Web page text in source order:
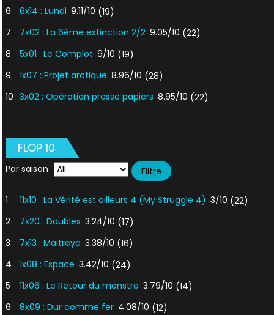
6
6x14 : Lundi 9.11/10 (19)
7
7x02 : La 6ème extinction 2/2 9.05/10 (22)
8
5x01 : Le Complot 9/10 (19)
9
1x07 : Projet arctique 8.96/10 (28)
10 3x02 : Opération presse papiers 8.95/10 (22)
FLOP 10
Par saison
1 11x10 : La Vérité est ailleurs 4 (My Struggle 4) 3/10 (22)
2
7x20 : Doubles 3.24/10 (17)
3
7x13 : Maitreya 3.38/10 (16)
4
1x08 : Espace 3.42/10 (24)
5
11x06 : Le Retour du monstre 3.79/10 (14)
6
8x09 : Dur comme fer 4.08/10 (12)